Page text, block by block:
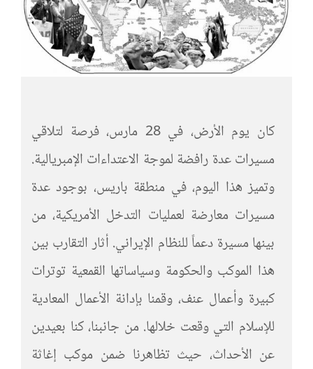
كان يوم الأرض، في 28 مارس، فرصة لتلاقي
مسيرات عدة رافضة لموجة الاعتداءات الإمبريالية.
وتميز هذا اليوم، في منطقة باريس، بوجود عدة
مسيرات معارضة لعمليات التدخل الأمريكية، من
بينها مسيرة دعماً للنظام الإيراني. أثار التقارب بين
هذا الموكب والحكومة وسياساتها القمعية توترات
كبيرة وأعمال عنف، وقمنا بإدانة الأعمال المعادية
للإسلام التي وقعت خلالها. من جانبنا، كنا بعيدين
عن الأحداث، حيث تظاهرنا ضمن موكب إغاثة